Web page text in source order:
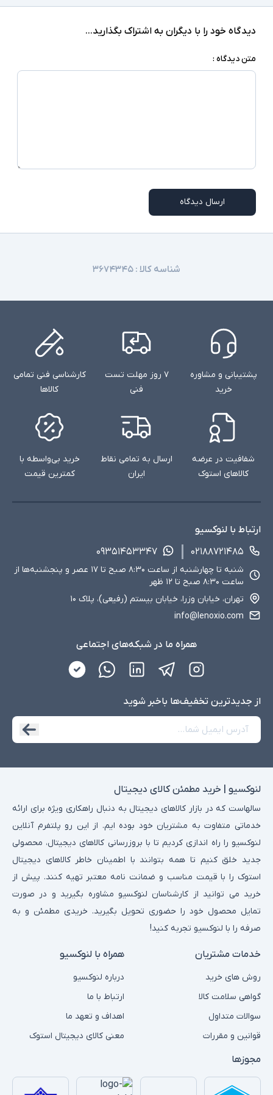
سایر امکانات اسلات امنیتی - دارای کابل برق و آداپتور
توضیحات تکمیلی
دیدگاه خود را با دیگران به اشتراک بگذارید...
متن دیدگاه :
ارسال دیدگاه
شناسه کالا : ۳۶۷۴۳۴۵
پشتیبانی و مشاوره
خرید
۷ روز مهلت تست
فنی
کارشناسی فنی تمامی
کالاها
شفافیت در عرضه
کالاهای استوک
ارسال به تمامی نقاط
ایران
خرید بی‌واسطه با
کمترین قیمت
ارتباط با لنوکسیو
۰۲۱۸۸۷۲۱۴۸۵
۰۹۳۵۱۴۵۳۳۴۷
شنبه تا چهارشنبه از ساعت ۸:۳۰ صبح تا ۱۷ عصر و پنجشنبه‌ها از
ساعت ۸:۳۰ صبح تا ۱۲ ظهر
تهران، خیابان وزرا، خیابان بیستم (رفیعی)، پلاک ۱۰
info@lenoxio.com
همراه ما در شبکه‌های اجتماعی
از جدید‌ترین تخفیف‌ها با‌خبر شوید
لنوکسیو | خرید مطمئن کالای دیجیتال
سالهاست که در بازار کالاهای دیجیتال به دنبال راهکاری ویژه برای ارائه
خدماتی متفاوت به مشتریان خود بوده ایم. از این رو پلتفرم آنلاین
لنوکسیو را راه اندازی کردیم تا با بروزرسانی کالاهای دیجیتال، محصولی
جدید خلق کنیم تا همه بتوانند با اطمینان خاطر کالاهای دیجیتال
استوک را با قیمت مناسب و ضمانت نامه معتبر تهیه کنند. پیش از
خرید می توانید از کارشناسان لنوکسیو مشاوره بگیرید و در صورت
تمایل محصول خود را حضوری تحویل بگیرید. خریدی مطمئن و به
صرفه را با لنوکسیو تجربه کنید!
خدمات مشتریان
روش های خرید
گواهی سلامت کالا
سوالات متداول
قوانین و مقررات
همراه با لنوکسیو
درباره لنوکسیو
ارتباط با ما
اهداف و تعهد ما
معنی کالای دیجیتال استوک
مجوزها